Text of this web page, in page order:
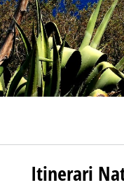
Itinerari